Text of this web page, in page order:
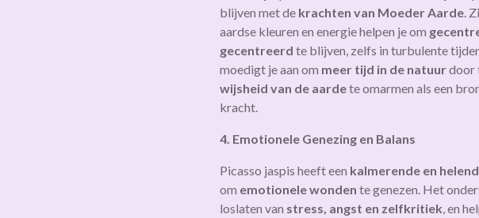
blijven met de krachten van Moeder Aarde .
aardse kleuren en energie helpen je om
gecentreerd te blijven, zelfs in turbulente
moedigt je aan om meer tijd in de natuurdoor
wijsheid van de aardete omarmen als een
kracht.
4. Emotionele Genezing en Balans
Picasso jaspis heeft een kalmerende en
om emotionele wonden te genezen. Het
loslaten van stress, angst en zelfkritiek , en